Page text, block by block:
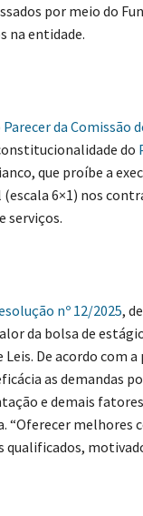
por meio do
na entidade.
Parecer da Comissão
do
que proíbe a
(escala 6×1) nos
serviços.
nº 12/2025,
da bolsa de
Leis. De acordo com
as demandas
e demais fatores
melhores